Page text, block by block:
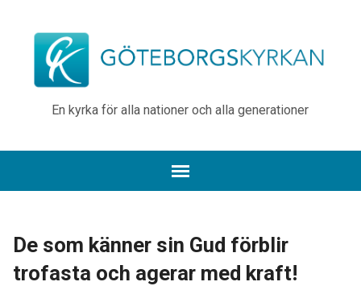
En kyrka för alla nationer och alla generationer
De som känner sin Gud förblir
trofasta och agerar med kraft!